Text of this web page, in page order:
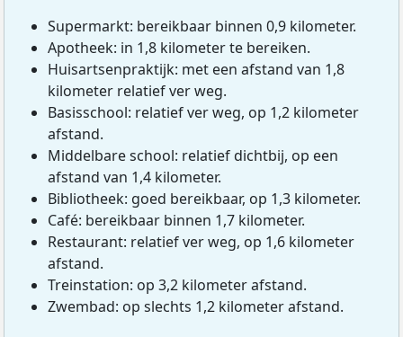
Supermarkt: bereikbaar binnen 0,9 kilometer.
Apotheek: in 1,8 kilometer te bereiken.
Huisartsenpraktijk: met een afstand van 1,8
kilometer relatief ver weg.
Basisschool: relatief ver weg, op 1,2 kilometer
afstand.
Middelbare school: relatief dichtbij, op een
afstand van 1,4 kilometer.
Bibliotheek: goed bereikbaar, op 1,3 kilometer.
Café: bereikbaar binnen 1,7 kilometer.
Restaurant: relatief ver weg, op 1,6 kilometer
afstand.
Treinstation: op 3,2 kilometer afstand.
Zwembad: op slechts 1,2 kilometer afstand.